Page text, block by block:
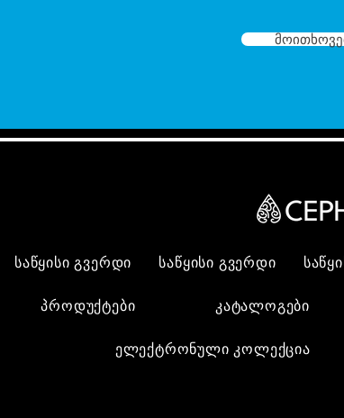
საწყისი გვერდი საწყისი გვერდი
პროდუქტები კატალოგები
ელექტრონული კოლექცია